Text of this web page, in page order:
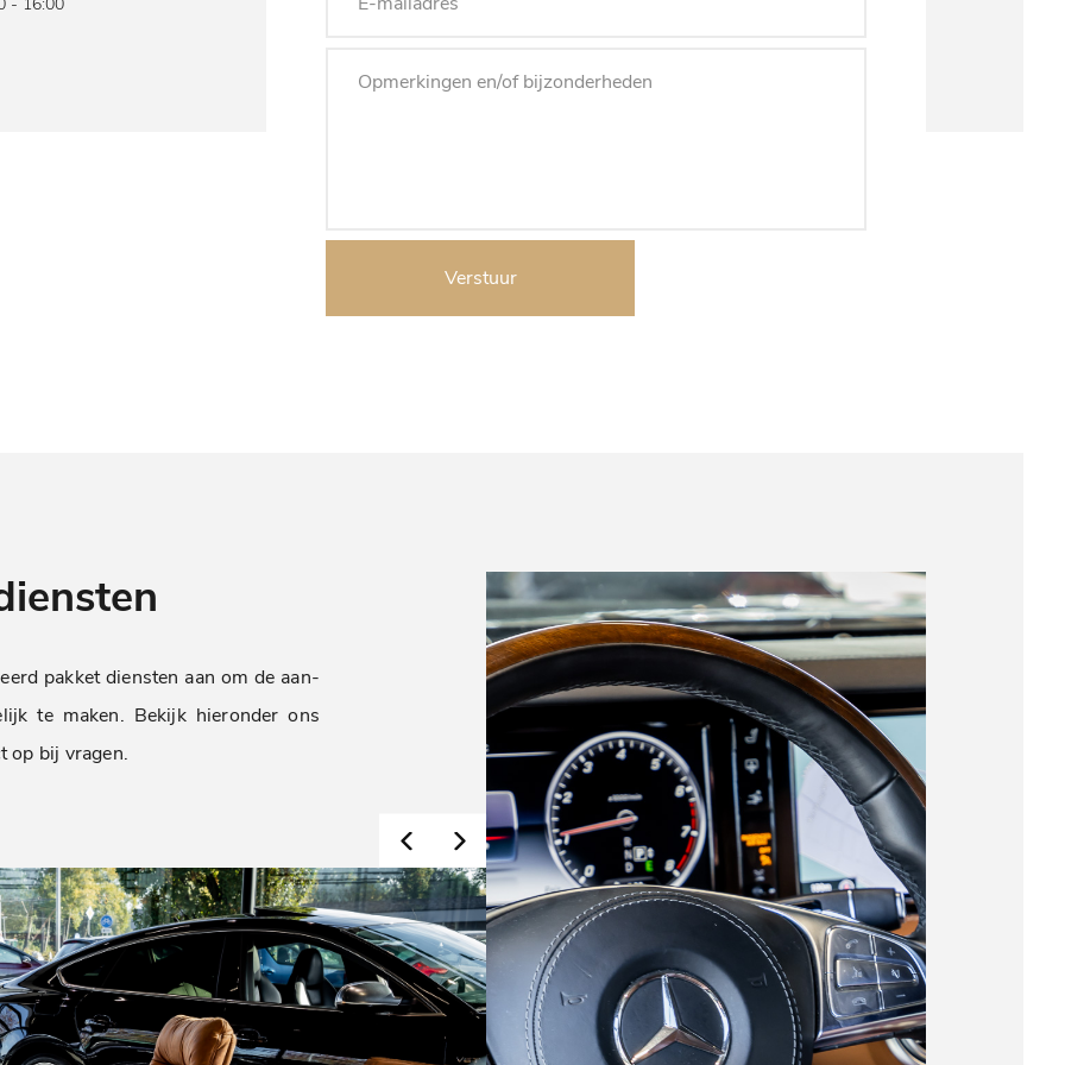
Verstuur
pakket diensten aan om de aan-
te maken. Bekijk hieronder ons
op bij vragen.